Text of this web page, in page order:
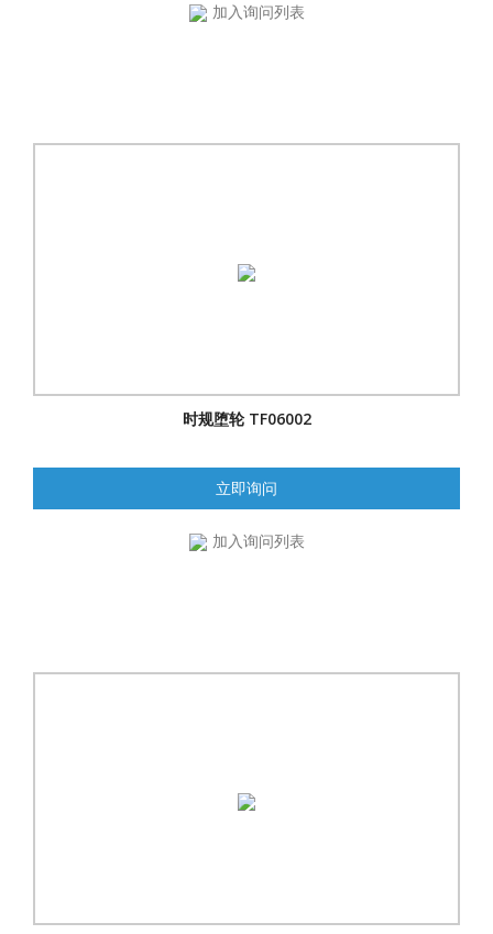
加入询问列表
时规堕轮 TF06002
立即询问
加入询问列表